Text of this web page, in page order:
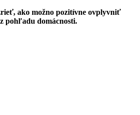
ako možno pozitívne ovplyvniť
pohľadu domácnosti.